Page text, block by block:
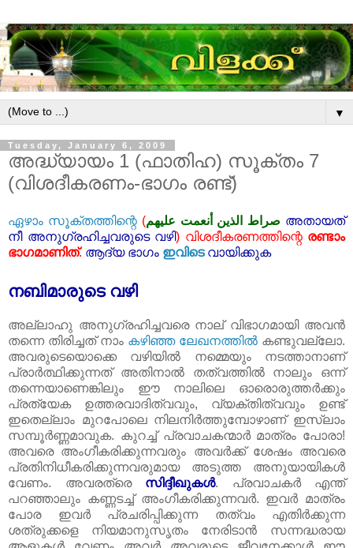
▼
Tuesday, January 6, 2009
അദ്ധ്യായം 1 (ഫാതിഹ) സൂക്തം 7
(വിശദീകരണം-ഭാഗം രണ്ട്‌)
ഏഴാം സൂക്തത്തിന്റെ (صراط الذين أنعمت عليهم അതായത്‌
നീ അനുഗ്രഹിച്ചവരുടെ വഴി) വിശദീകരണത്തിന്റെ രണ്ടാം
ഭാഗമാണിത്‌. ആദ്യ ഭാഗം ഇവിടെ വായിക്കുക
നബിമാരുടെ വഴി
അല്ലാഹു അനുഗ്രഹിച്ചവരെ നാല്‌ വിഭാഗമായി അവൻ
തന്നെ തിരിച്ചത്‌ നാം കഴിഞ്ഞ ലേഖനത്തിൽ കണ്ടുവല്ലോ.
അവരുടെയൊക്കെ വഴിയിൽ നമ്മെയും നടത്താനാണ്‌
പ്രാർത്ഥിക്കുന്നത്‌ അതിനാൽ തത്വത്തിൽ നാലും ഒന്ന്
തന്നെയാണെങ്കിലും ഈ നാലിലെ ഓരൊരുത്തർക്കും
പ്രത്യേക ഉത്തരവാദിത്വവും, വ്യക്തിത്വവും ഉണ്ട്‌
ഇതെല്ലാം മുറപോലെ നിലനിർത്തുമ്പോഴാണ്‌ ഇസ്‌ലാം
സമ്പൂർണ്ണമാവുക. കുറച്ച്‌ പ്രവാചകന്മാർ മാത്രം പോരാ!
അവരെ അംഗീകരിക്കുന്നവരും അവർക്ക്‌ ശേഷം അവരെ
പ്രതിനിധീകരിക്കുന്നവരുമായ അടുത്ത അനുയായികൾ
വേണം. അവരത്രെ സിദ്ദീഖുകൾ. പ്രവാചകർ എന്ത്‌
പറഞ്ഞാലും കണ്ണടച്ച്‌ അംഗീകരിക്കുന്നവർ. ഇവർ മാത്രം
പോര ഇവർ പ്രചരിപ്പിക്കുന്ന തത്വം എതിർക്കുന്ന
ശത്രുക്കളെ നിയമാനുസൃതം നേരിടാൻ സന്നദ്ധരായ